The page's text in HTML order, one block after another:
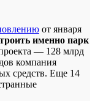
от января
именно парк
— 128 млрд
компания
средств. Еще 14